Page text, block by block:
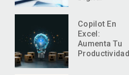
Copilot En
Excel:
Aumenta Tu
Productividad